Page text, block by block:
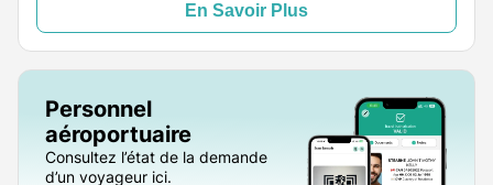
En Savoir Plus
Personnel
aéroportuaire
Consultez l’état de la demande
d’un voyageur ici.